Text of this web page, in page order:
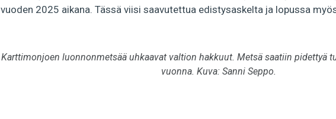
vuoden 2025 aikana. Tässä viisi saavutettua edistysaskelta ja lopussa
Karttimonjoen luonnonmetsää uhkaavat valtion hakkuut. Metsä saatiin pidettyä
vuonna. Kuva: Sanni Seppo.